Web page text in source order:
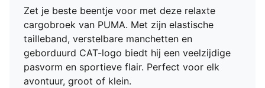
Zet je beste beentje voor met deze relaxte
cargobroek van PUMA. Met zijn elastische
tailleband, verstelbare manchetten en
geborduurd CAT-logo biedt hij een veelzijdige
pasvorm en sportieve flair. Perfect voor elk
avontuur, groot of klein.